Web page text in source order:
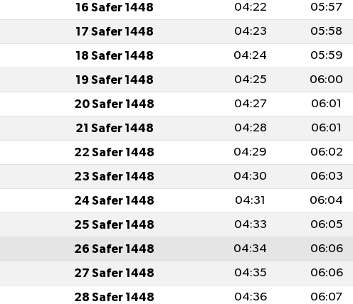
16 Safer 1448 04:22 05:57
17 Safer 1448 04:23 05:58
18 Safer 1448 04:24 05:59
19 Safer 1448 04:25 06:00
20 Safer 1448 04:27 06:01
21 Safer 1448 04:28 06:01
22 Safer 1448 04:29 06:02
23 Safer 1448 04:30 06:03
24 Safer 1448 04:31 06:04
25 Safer 1448 04:33 06:05
26 Safer 1448 04:34 06:06
27 Safer 1448 04:35 06:06
28 Safer 1448 04:36 06:07